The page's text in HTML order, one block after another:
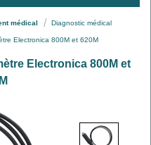
médical Diagnostic médical
Electronica 800M et 620M
Electronica 800M et